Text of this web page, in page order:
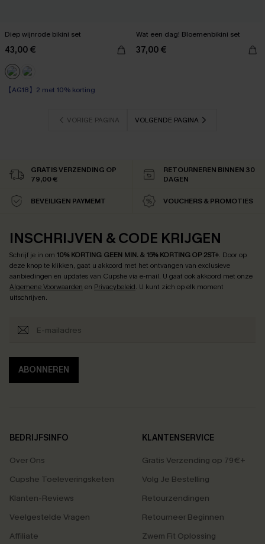
Diep wijnrode bikini set
43,00 €
【AG18】2 met 10% korting
Wat een dag! Bloemenbikini set
37,00 €
VORIGE PAGINA VOLGENDE PAGINA
GRATIS VERZENDING OP
79,00 €
RETOURNEREN BINNEN 30
DAGEN
BEVEILIGEN PAYMEMT VOUCHERS & PROMOTIES
INSCHRIJVEN & CODE KRIJGEN
Schrijf je in om 10% KORTING GEEN MIN. & 15% KORTING OP 2ST+. Door op
deze knop te klikken, gaat u akkoord met het ontvangen van exclusieve
aanbiedingen en updates van Cupshe via e-mail. U gaat ook akkoord met onze
Algemene Voorwaarden en Privacybeleid. U kunt zich op elk moment
uitschrijven.
ABONNEREN
BEDRIJFSINFO
Over Ons
Cupshe Toeleveringsketen
Klanten-Reviews
Veelgestelde Vragen
Affiliate
KLANTENSERVICE
Gratis Verzending op 79€+
Volg Je Bestelling
Retourzendingen
Retourneer Beginnen
Zwem Fit Oplossing